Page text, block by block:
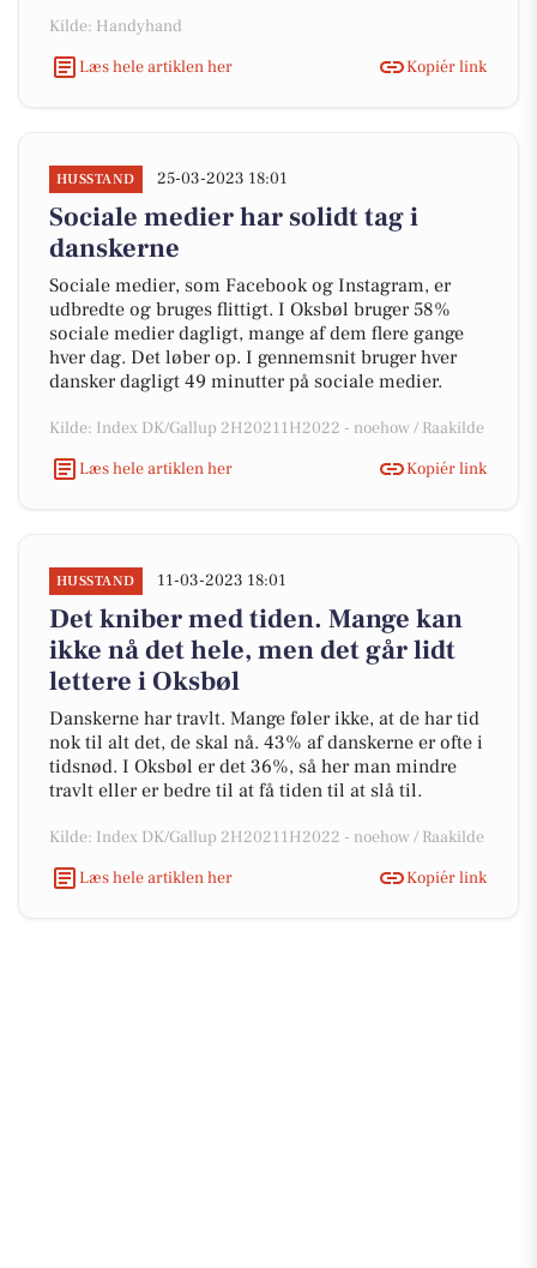
Kilde: Handyhand
Læs hele artiklen her
Kopiér link
HUSSTAND 25-03-2023 18:01
Sociale medier har solidt tag i
danskerne
Sociale medier, som Facebook og Instagram, er
udbredte og bruges flittigt. I Oksbøl bruger 58%
sociale medier dagligt, mange af dem flere gange
hver dag. Det løber op. I gennemsnit bruger hver
dansker dagligt 49 minutter på sociale medier.
Kilde: Index DK/Gallup 2H20211H2022 - noehow / Raakilde
Læs hele artiklen her
Kopiér link
HUSSTAND 11-03-2023 18:01
Det kniber med tiden. Mange kan
ikke nå det hele, men det går lidt
lettere i Oksbøl
Danskerne har travlt. Mange føler ikke, at de har tid
nok til alt det, de skal nå. 43% af danskerne er ofte i
tidsnød. I Oksbøl er det 36%, så her man mindre
travlt eller er bedre til at få tiden til at slå til.
Kilde: Index DK/Gallup 2H20211H2022 - noehow / Raakilde
Læs hele artiklen her
Kopiér link